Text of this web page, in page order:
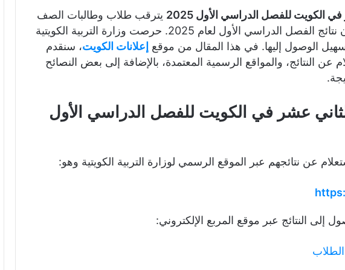
الكويت للفصل الدراسي الأول 2025
يترقب طلاب وطالبات الصف
الثاني عشر في الكويت إعلان نتائج الفصل الدراسي الأول لعام 2025. حرصت وزارة التربية الكويتية
لتسهيل الوصول إليها. في هذا المقال من موقع إعلانات الكويت، سنقدم
عن النتائج، والمواقع الرسمية المعتمدة، بالإضافة إلى بعض النصائح
عشر في الكويت للفصل الدراسي الأول
عن نتائجهم عبر الموقع الرسمي لوزارة التربية الكويتية وهو:
إلى النتائج عبر موقع المربع الإلكتروني:
الطلاب